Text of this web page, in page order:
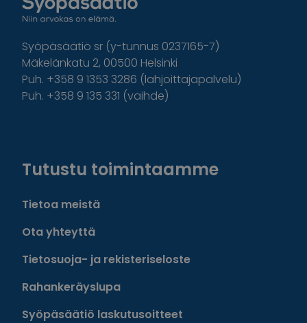
Syöpäsäätiö sr (y-tunnus 0237165-7)
Mäkelänkatu 2, 00500 Helsinki
Puh. +358 9 1353 3286 (lahjoittajapalvelu)
Puh. +358 9 135 331 (vaihde)
Tutustu toimintaamme
Tietoa meistä
Ota yhteyttä
Tietosuoja- ja rekisteriseloste
Rahankeräyslupa
Syöpäsäätiö laskutusoitteet